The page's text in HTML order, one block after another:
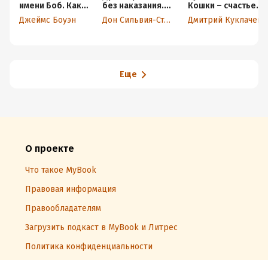
Подробная информация
25 декабря 2024
имени Боб. Как
человек и кот
обрели надежду
Джеймс Боуэн
без наказания.
Пять недель,
которые
Дон Сильвия-Стасиевич
Кошки – счастье
рядом!
Дмитрий Куклачев
Еще
О проекте
Что такое MyBook
Правовая информация
Правообладателям
Загрузить подкаст в MyBook и Литрес
Политика конфиденциальности